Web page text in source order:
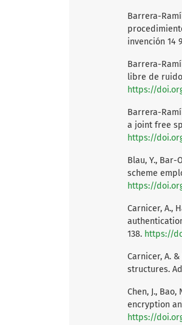
Barrera-
invención 14
Barrera-
libre de ruido.
https://
Barrera-
a joint free
https://
Blau, Y., Bar-
scheme
https://
Carnicer, A.,
138. https://
Carnicer, A.
structures.
Chen, J.,
encryption
https://